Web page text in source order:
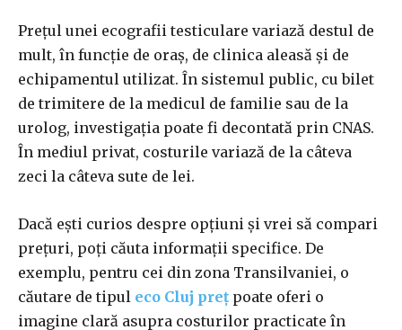
Prețul unei ecografii testiculare variază destul de
mult, în funcție de oraș, de clinica aleasă și de
echipamentul utilizat. În sistemul public, cu bilet
de trimitere de la medicul de familie sau de la
urolog, investigația poate fi decontată prin CNAS.
În mediul privat, costurile variază de la câteva
zeci la câteva sute de lei.
Dacă ești curios despre opțiuni și vrei să compari
prețuri, poți căuta informații specifice. De
exemplu, pentru cei din zona Transilvaniei, o
căutare de tipul eco Cluj preț poate oferi o
imagine clară asupra costurilor practicate în